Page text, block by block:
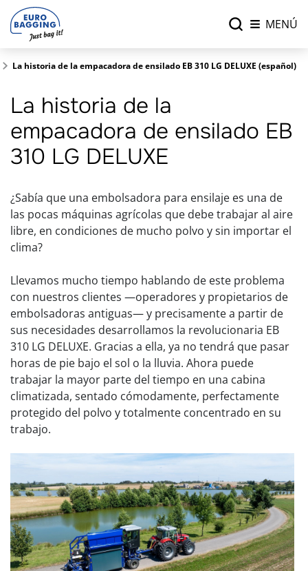
MENÚ
La historia de la empacadora de ensilado EB 310 LG DELUXE (español)
La historia de la
empacadora de ensilado EB
310 LG DELUXE
¿Sabía que una embolsadora para ensilaje es una de
las pocas máquinas agrícolas que debe trabajar al aire
libre, en condiciones de mucho polvo y sin importar el
clima?
Llevamos mucho tiempo hablando de este problema
con nuestros clientes —operadores y propietarios de
embolsadoras antiguas— y precisamente a partir de
sus necesidades desarrollamos la revolucionaria EB
310 LG DELUXE. Gracias a ella, ya no tendrá que pasar
horas de pie bajo el sol o la lluvia. Ahora puede
trabajar la mayor parte del tiempo en una cabina
climatizada, sentado cómodamente, perfectamente
protegido del polvo y totalmente concentrado en su
trabajo.